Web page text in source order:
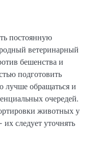
постоянную
ветеринарный
бешенства и
подготовить
лучше обращаться и
очередей.
животных у
следует уточнять